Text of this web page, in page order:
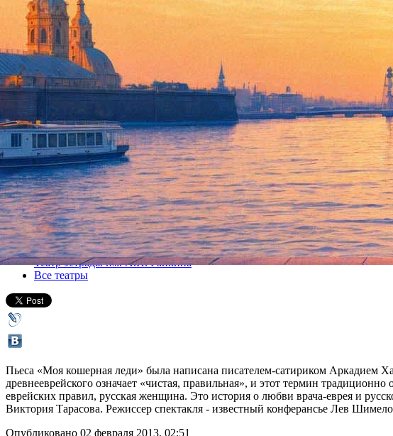
Гастроли театра «Шалом».
05 февраля 2013, вторник,19.00
Версия для печати
Все спектакли
Театр эстрады им. А.И. Райкина
Все театры
Пьеса «Моя кошерная леди» была написана писателем-сатириком Аркадием
древнееврейского означает «чистая, правильная», и этот термин
еврейских правил, русская женщина. Это история о любви врача-еврея и
Виктория Тарасова. Режиссер спектакля - известный конферансье Лев
Опубликовано 02 февраля 2013, 02:51